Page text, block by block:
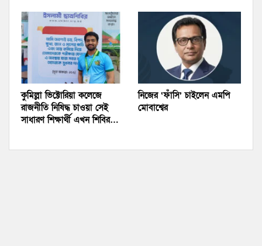
কুমিল্লা ভিক্টোরিয়া কলেজে
রাজনীতি নিষিদ্ধ চাওয়া সেই
সাধারণ শিক্ষার্থী এখন শিবির…
নিজের ‘ফাঁসি’ চাইলেন এমপি
মোবাশ্বের